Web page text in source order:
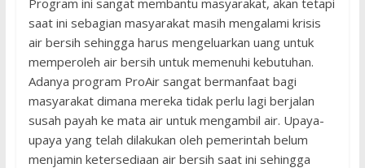
Program ini sangat membantu masyarakat, akan tetapi
saat ini sebagian masyarakat masih mengalami krisis
air bersih sehingga harus mengeluarkan uang untuk
memperoleh air bersih untuk memenuhi kebutuhan.
Adanya program ProAir sangat bermanfaat bagi
masyarakat dimana mereka tidak perlu lagi berjalan
susah payah ke mata air untuk mengambil air. Upaya-
upaya yang telah dilakukan oleh pemerintah belum
menjamin ketersediaan air bersih saat ini sehingga